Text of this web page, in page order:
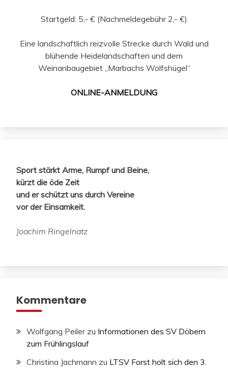
Startgeld: 5,- € (Nachmeldegebühr 2,- €)
Eine landschaftlich reizvolle Strecke durch Wald und
blühende Heidelandschaften und dem
Weinanbaugebiet „Marbachs Wolfshügel“
ONLINE-ANMELDUNG
Sport stärkt Arme, Rumpf und Beine,
kürzt die öde Zeit
und er schützt uns durch Vereine
vor der Einsamkeit.
Joachim Ringelnatz
Kommentare
Wolfgang Peilerzu Informationen des SV Döbern
zum Frühlingslauf
Christina Jachmann zu LTSV Forst holt sich den 3.